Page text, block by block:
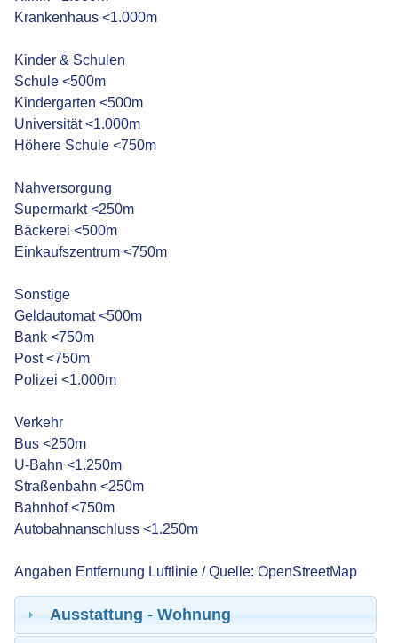
Krankenhaus <1.000m
Kinder & Schulen
Schule <500m
Kindergarten <500m
Universität <1.000m
Höhere Schule <750m
Nahversorgung
Supermarkt <250m
Bäckerei <500m
Einkaufszentrum <750m
Sonstige
Geldautomat <500m
Bank <750m
Post <750m
Polizei <1.000m
Verkehr
Bus <250m
U-Bahn <1.250m
Straßenbahn <250m
Bahnhof <750m
Autobahnanschluss <1.250m
Angaben Entfernung Luftlinie / Quelle: OpenStreetMap
Ausstattung - Wohnung